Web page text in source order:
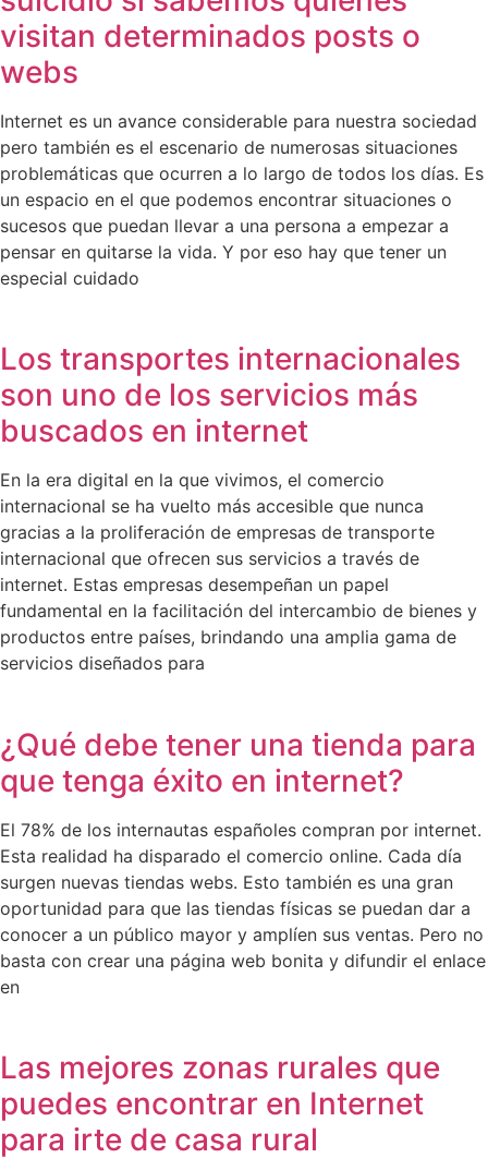
visitan determinados posts o
webs
Internet es un avance considerable para nuestra sociedad
pero también es el escenario de numerosas situaciones
problemáticas que ocurren a lo largo de todos los días. Es
un espacio en el que podemos encontrar situaciones o
sucesos que puedan llevar a una persona a empezar a
pensar en quitarse la vida. Y por eso hay que tener un
especial cuidado
Los transportes internacionales
son uno de los servicios más
buscados en internet
En la era digital en la que vivimos, el comercio
internacional se ha vuelto más accesible que nunca
gracias a la proliferación de empresas de transporte
internacional que ofrecen sus servicios a través de
internet. Estas empresas desempeñan un papel
fundamental en la facilitación del intercambio de bienes y
productos entre países, brindando una amplia gama de
servicios diseñados para
¿Qué debe tener una tienda para
que tenga éxito en internet?
El 78% de los internautas españoles compran por internet.
Esta realidad ha disparado el comercio online. Cada día
surgen nuevas tiendas webs. Esto también es una gran
oportunidad para que las tiendas físicas se puedan dar a
conocer a un público mayor y amplíen sus ventas. Pero no
basta con crear una página web bonita y difundir el enlace
en
Las mejores zonas rurales que
puedes encontrar en Internet
para irte de casa rural